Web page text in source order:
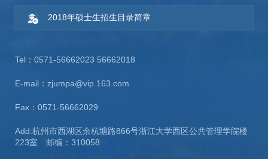
2018年硕士生招生目录简章
Tel：0571-56662023 56662018
E-mail：zjumpa@vip.163.com
Fax：0571-56662029
Add:杭州市西湖区余杭塘路866号浙江大学西区公共管理学院楼
223室 邮编：310058